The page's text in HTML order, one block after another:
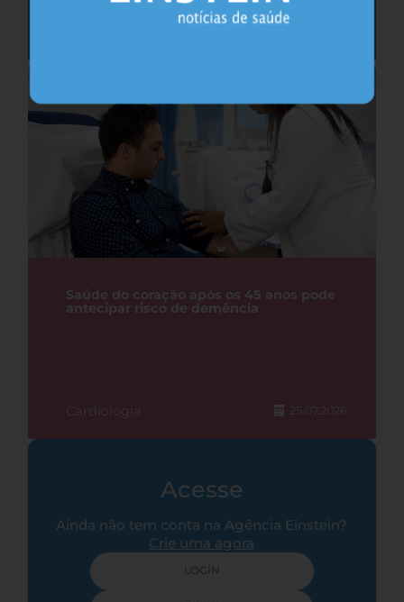
Saúde do coração após os 45 anos pode
antecipar risco de demência
Cardiologia 25.07.2026
Acesse
Ainda não tem conta na Agência Einstein?
Crie uma agora